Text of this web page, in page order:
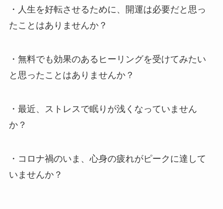
・人生を好転させるために、開運は必要だと思っ
たことはありませんか？
・無料でも効果のあるヒーリングを受けてみたい
と思ったことはありませんか？
・最近、ストレスで眠りが浅くなっていません
か？
・コロナ禍のいま、心身の疲れがピークに達して
いませんか？